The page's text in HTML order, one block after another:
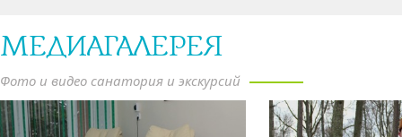
МЕДИАГАЛЕРЕЯ
Фото и видео санатория и экскурсий